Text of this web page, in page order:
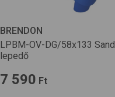
BRENDON
LPBM-OV-DG/58x133 Sand
lepedő
7 590 Ft